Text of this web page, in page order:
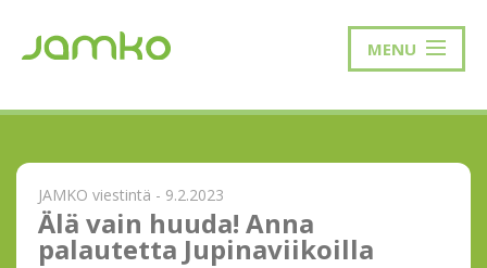
MENU
JAMKO viestintä - 9.2.2023
Älä vain huuda! Anna
palautetta Jupinaviikoilla